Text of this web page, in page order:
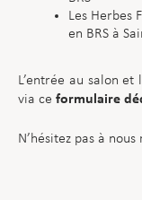
Les Herbes
en BRS à
L’entrée au salon
via ce formulaire
N’hésitez pas à